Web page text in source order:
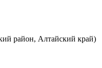
район, Алтайский край)